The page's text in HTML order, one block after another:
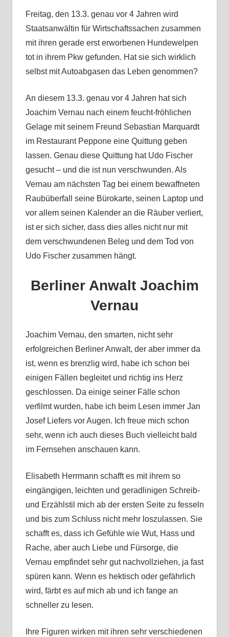
Freitag, den 13.3. genau vor 4 Jahren wird
Staatsanwältin für Wirtschaftssachen zusammen
mit ihren gerade erst erworbenen Hundewelpen
tot in ihrem Pkw gefunden. Hat sie sich wirklich
selbst mit Autoabgasen das Leben genommen?
An diesem 13.3. genau vor 4 Jahren hat sich
Joachim Vernau nach einem feucht-fröhlichen
Gelage mit seinem Freund Sebastian Marquardt
im Restaurant Peppone eine Quittung geben
lassen. Genau diese Quittung hat Udo Fischer
gesucht – und die ist nun verschwunden. Als
Vernau am nächsten Tag bei einem bewaffneten
Raubüberfall seine Bürokarte, seinen Laptop und
vor allem seinen Kalender an die Räuber verliert,
ist er sich sicher, dass dies alles nicht nur mit
dem verschwundenen Beleg und dem Tod von
Udo Fischer zusammen hängt.
Berliner Anwalt Joachim
Vernau
Joachim Vernau, den smarten, nicht sehr
erfolgreichen Berliner Anwalt, der aber immer da
ist, wenn es brenzlig wird, habe ich schon bei
einigen Fällen begleitet und richtig ins Herz
geschlossen. Da einige seiner Fälle schon
verfilmt wurden, habe ich beim Lesen immer Jan
Josef Liefers vor Augen. Ich freue mich schon
sehr, wenn ich auch dieses Buch vielleicht bald
im Fernsehen anschauen kann.
Elisabeth Herrmann schafft es mit ihrem so
eingängigen, leichten und geradlinigen Schreib-
und Erzählstil mich ab der ersten Seite zu fesseln
und bis zum Schluss nicht mehr loszulassen. Sie
schafft es, dass ich Gefühle wie Wut, Hass und
Rache, aber auch Liebe und Fürsorge, die
Vernau empfindet sehr gut nachvollziehen, ja fast
spüren kann. Wenn es hektisch oder gefährlich
wird, färbt es auf mich ab und ich fange an
schneller zu lesen.
Ihre Figuren wirken mit ihren sehr verschiedenen